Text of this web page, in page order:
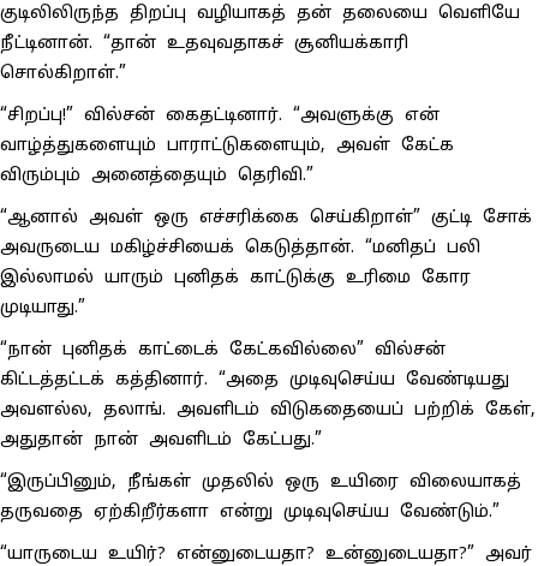
குடிலிலிருந்த திறப்பு வழியாகத் தன் தலையை வெளியே
நீட்டினான். “தான் உதவுவதாகச் சூனியக்காரி
சொல்கிறாள்.”
“சிறப்பு!” வில்சன் கைதட்டினார். “அவளுக்கு என்
வாழ்த்துகளையும் பாராட்டுகளையும், அவள் கேட்க
விரும்பும் அனைத்தையும் தெரிவி.”
“ஆனால் அவள் ஒரு எச்சரிக்கை செய்கிறாள்” குட்டி சோக்
அவருடைய மகிழ்ச்சியைக் கெடுத்தான். “மனிதப் பலி
இல்லாமல் யாரும் புனிதக் காட்டுக்கு உரிமை கோர
முடியாது.”
“நான் புனிதக் காட்டைக் கேட்கவில்லை” வில்சன்
கிட்டத்தட்டக் கத்தினார். “அதை முடிவுசெய்ய வேண்டியது
அவளல்ல, தலாங். அவளிடம் விடுகதையைப் பற்றிக் கேள்,
அதுதான் நான் அவளிடம் கேட்பது.”
“இருப்பினும், நீங்கள் முதலில் ஒரு உயிரை விலையாகத்
தருவதை ஏற்கிறீர்களா என்று முடிவுசெய்ய வேண்டும்.”
“யாருடைய உயிர்? என்னுடையதா? உன்னுடையதா?” அவர்